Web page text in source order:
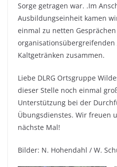
Sorge getragen war. .Im
Ausbildungseinheit kamen
einmal zu netten
organisationsübergreifenden
Kaltgetränken zusammen.
Liebe DLRG Ortsgruppe
dieser Stelle noch einmal
Unterstützung bei der
Übungsdienstes. Wir freuen
nächste Mal!
Bilder: N. Hohendahl / W.